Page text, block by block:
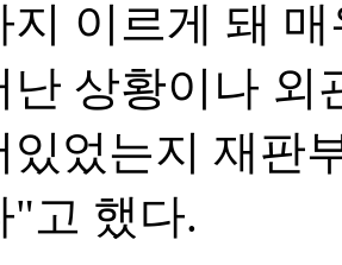
지 이르게 돼
난 상황이나 외
있었는지 재판
"고 했다.